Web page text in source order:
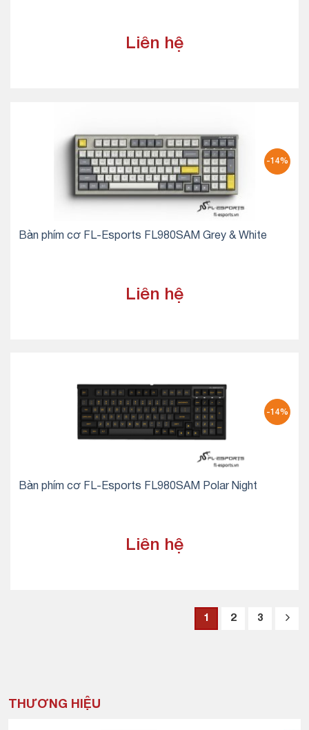
Liên hệ
-14%
Bàn phím cơ FL-Esports FL980SAM Grey & White
Liên hệ
-14%
Bàn phím cơ FL-Esports FL980SAM Polar Night
Liên hệ
1 2 3
THƯƠNG HIỆU